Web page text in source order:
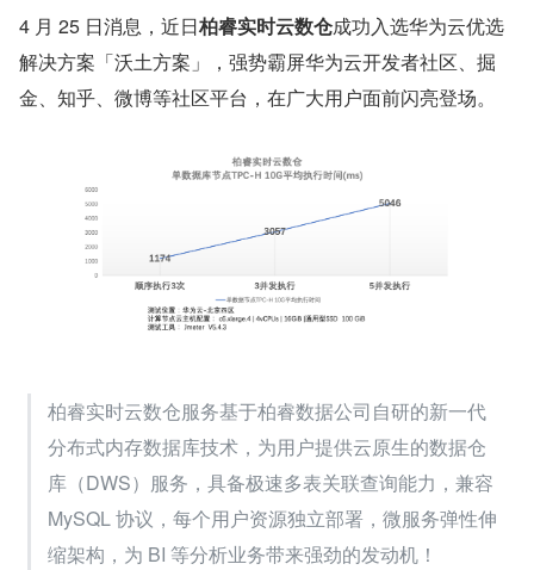
4 月 25 日消息，近日柏睿实时云数仓成功入选华为云优选
解决方案「沃土方案」，强势霸屏华为云开发者社区、掘
金、知乎、微博等社区平台，在广大用户面前闪亮登场。
柏睿实时云数仓服务基于柏睿数据公司自研的新一代
分布式内存数据库技术，为用户提供云原生的数据仓
库（DWS）服务，具备极速多表关联查询能力，兼容
MySQL 协议，每个用户资源独立部署，微服务弹性伸
缩架构，为 BI 等分析业务带来强劲的发动机！